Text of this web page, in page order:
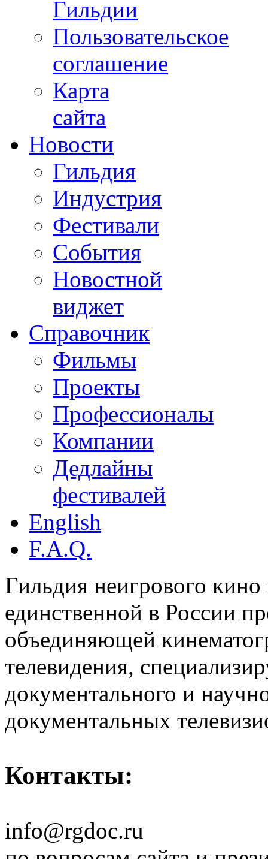
Гильдии
Пользовательское
соглашение
Карта
сайта
Новости
Гильдия
Индустрия
Фестивали
События
Новостной
виджет
Справочник
Фильмы
Проекты
Профессионалы
Компании
Дедлайны
фестивалей
English
F.A.Q.
Гильдия неигрового кино
единственной в России
объединяющей
телевидения,
документального и
документальных
Контакты:
info@rgdoc.ru